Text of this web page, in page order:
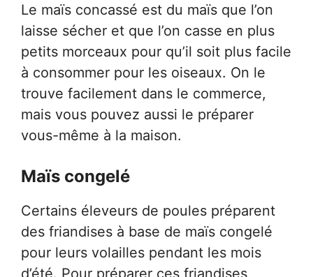
Le maïs concassé est du maïs que l’on
laisse sécher et que l’on casse en plus
petits morceaux pour qu’il soit plus facile
à consommer pour les oiseaux. On le
trouve facilement dans le commerce,
mais vous pouvez aussi le préparer
vous-même à la maison.
Maïs congelé
Certains éleveurs de poules préparent
des friandises à base de maïs congelé
pour leurs volailles pendant les mois
d’été. Pour préparer ces friandises